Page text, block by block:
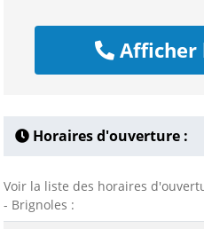
Afficher
Horaires d'ouverture :
Voir la liste des horaires
- Brignoles :